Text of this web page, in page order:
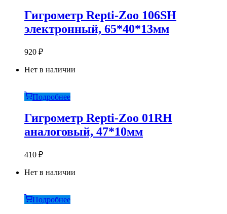
Гигрометр Repti-Zoo 106SH
электронный, 65*40*13мм
920 ₽
Нет в наличии
Подробнее
Гигрометр Repti-Zoo 01RH
аналоговый, 47*10мм
410 ₽
Нет в наличии
Подробнее